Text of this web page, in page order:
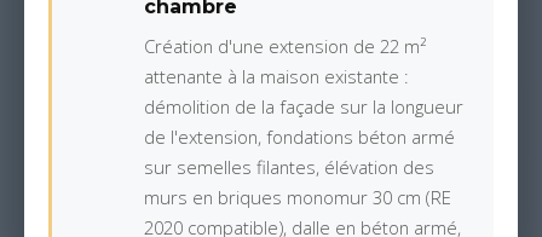
chambre
Création d'une extension de 22 m²
attenante à la maison existante :
démolition de la façade sur la longueur
de l'extension, fondations béton armé
sur semelles filantes, élévation des
murs en briques monomur 30 cm (RE
2020 compatible), dalle en béton armé,